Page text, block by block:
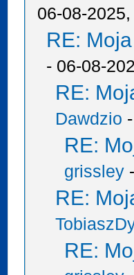
06-08-
RE:
- 06-08-
RE:
Dawdzio
RE:
grissley
RE:
RE: